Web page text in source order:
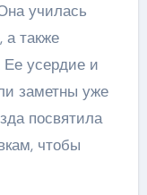
училась
а также
усердие и
заметны уже
посвятила
чтобы